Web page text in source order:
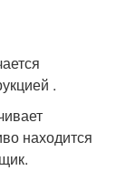
.
находится